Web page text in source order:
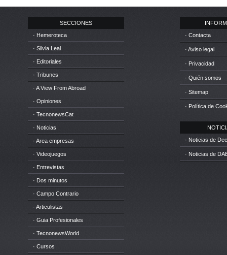
SECCIONES
· Hemeroteca
· Silvia Leal
· Editoriales
· Tribunes
· A View From Abroad
· Opiniones
· TecnonewsCat
· Noticias
· Area empresas
· Videojuegos
· Entrevistas
· Dos minutos
· Campo Contrario
· Articulistas
· Guia Profesionales
· TecnonewsWorld
· Cursos
· Contacta
· Aviso legal
· Privacidad
· Quién somos
· Sitemap
· Política de
· Noticias de
· Noticias de